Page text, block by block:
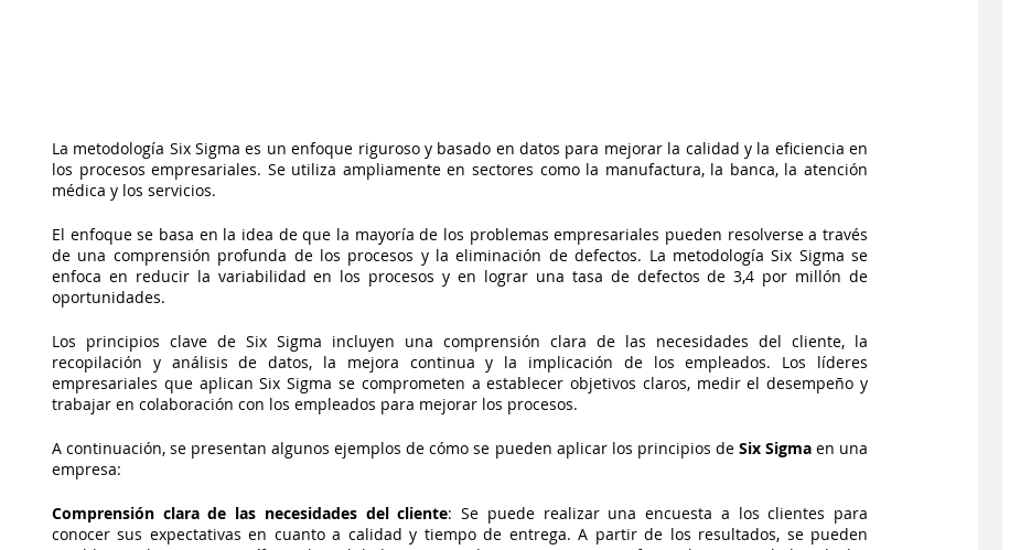
La metodología Six Sigma es un enfoque riguroso y basado en datos para mejorar la calidad y la eficiencia en
los procesos empresariales. Se utiliza ampliamente en sectores como la manufactura, la banca, la atención
médica y los servicios.
El enfoque se basa en la idea de que la mayoría de los problemas empresariales pueden resolverse a través
de una comprensión profunda de los procesos y la eliminación de defectos. La metodología Six Sigma se
enfoca en reducir la variabilidad en los procesos y en lograr una tasa de defectos de 3,4 por millón de
oportunidades.
Los principios clave de Six Sigma incluyen una comprensión clara de las necesidades del cliente, la
recopilación y análisis de datos, la mejora continua y la implicación de los empleados. Los líderes
empresariales que aplican Six Sigma se comprometen a establecer objetivos claros, medir el desempeño y
trabajar en colaboración con los empleados para mejorar los procesos.
A continuación, se presentan algunos ejemplos de cómo se pueden aplicar los principios de Six Sigma en una
empresa:
Comprensión clara de las necesidades del cliente: Se puede realizar una encuesta a los clientes para
conocer sus expectativas en cuanto a calidad y tiempo de entrega. A partir de los resultados, se pueden